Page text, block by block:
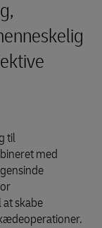
til
med
skabe